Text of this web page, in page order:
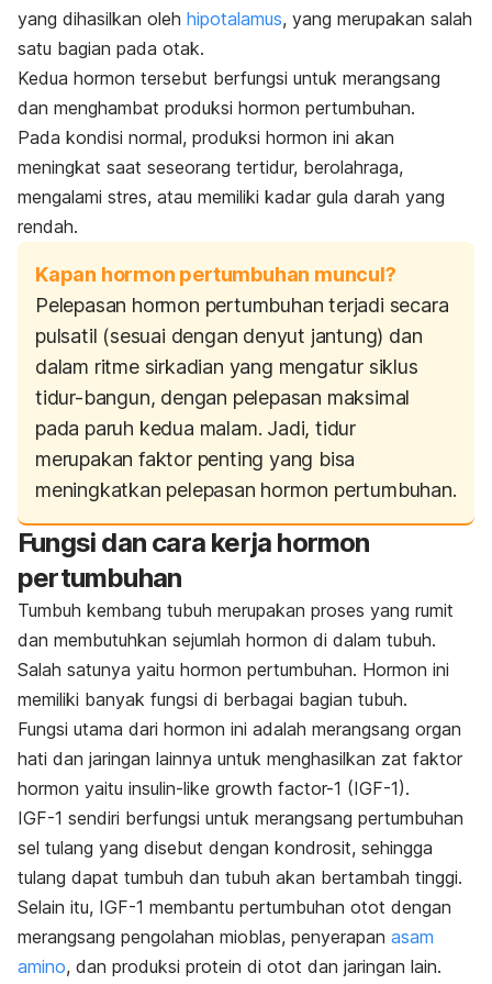
yang dihasilkan oleh hipotalamus, yang merupakan salah
satu bagian pada otak.
Kedua hormon tersebut berfungsi untuk merangsang
dan menghambat produksi hormon pertumbuhan.
Pada kondisi normal, produksi hormon ini akan
meningkat saat seseorang tertidur, berolahraga,
mengalami stres, atau memiliki kadar gula darah yang
rendah.
Kapan hormon pertumbuhan muncul?
Pelepasan hormon pertumbuhan terjadi secara
pulsatil (sesuai dengan denyut jantung) dan
dalam ritme sirkadian yang mengatur siklus
tidur-bangun, dengan pelepasan maksimal
pada paruh kedua malam. Jadi, tidur
merupakan faktor penting yang bisa
meningkatkan pelepasan hormon pertumbuhan.
Fungsi dan cara kerja hormon
pertumbuhan
Tumbuh kembang tubuh merupakan proses yang rumit
dan membutuhkan sejumlah hormon di dalam tubuh.
Salah satunya yaitu hormon pertumbuhan. Hormon ini
memiliki banyak fungsi di berbagai bagian tubuh.
Fungsi utama dari hormon ini adalah merangsang organ
hati dan jaringan lainnya untuk menghasilkan zat faktor
hormon yaitu insulin-like growth factor-1 (IGF-1).
IGF-1 sendiri berfungsi untuk merangsang pertumbuhan
sel tulang yang disebut dengan kondrosit, sehingga
tulang dapat tumbuh dan tubuh akan bertambah tinggi.
Selain itu, IGF-1 membantu pertumbuhan otot dengan
merangsang pengolahan mioblas, penyerapan asam
amino, dan produksi protein di otot dan jaringan lain.